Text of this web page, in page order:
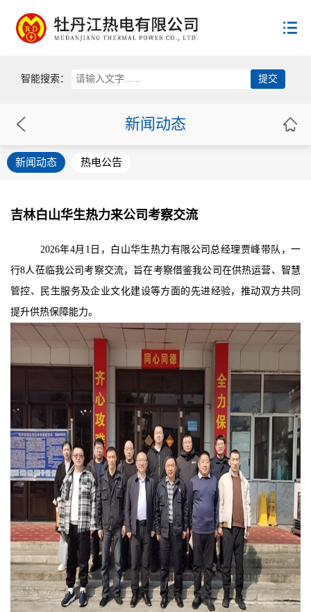
服务规范
用热常识
供热投诉
政策法规
国家政策
省级政策
市级政策
企业文化
民主管理
规章制度
滚动图片
人才招聘
缴费入口
智能搜索：
新闻动态
新闻动态 热电公告
吉林白山华生热力来公司考察交流
2026年4月1日，白山华生热力有限公司总经理贾峰带队，一
行8人莅临我公司考察交流，旨在考察借鉴我公司在供热运营、智慧
管控、民生服务及企业文化建设等方面的先进经验，推动双方共同
提升供热保障能力。